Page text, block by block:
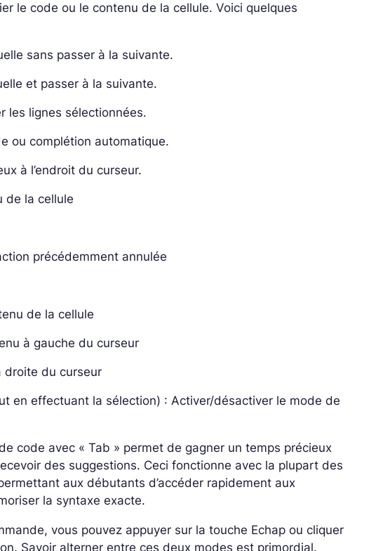
le code ou le contenu de la cellule. Voici quelques
sans passer à la suivante.
et passer à la suivante.
les lignes sélectionnées.
ou complétion automatique.
à l’endroit du curseur.
de la cellule
précédemment annulée
de la cellule
à gauche du curseur
droite du curseur
en effectuant la sélection) : Activer/désactiver le mode de
code avec « Tab » permet de gagner un temps précieux
des suggestions. Ceci fonctionne avec la plupart des
aux débutants d’accéder rapidement aux
la syntaxe exacte.
vous pouvez appuyer sur la touche Echap ou cliquer
Savoir alterner entre ces deux modes est primordial.